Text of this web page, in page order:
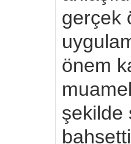
gerçek
önem
şekilde